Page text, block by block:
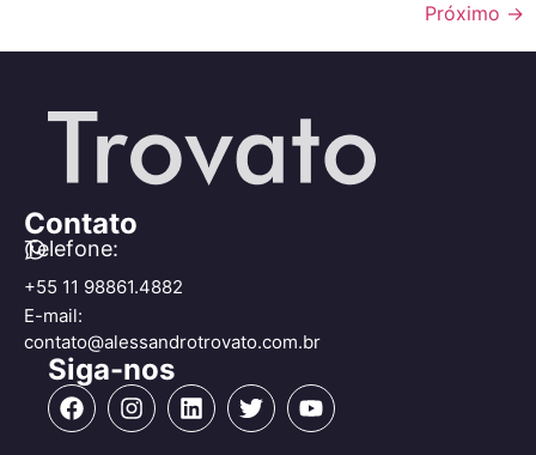
Próximo →
Contato
Telefone:
+55 11 98861.4882
E-mail:
contato@alessandrotrovato.com.br
Siga-nos